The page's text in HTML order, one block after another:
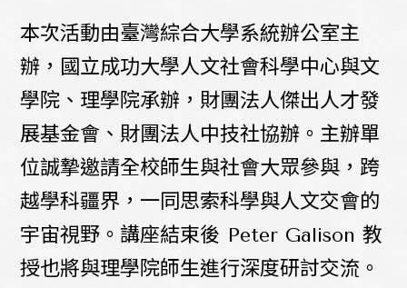
本次活動由臺灣綜合大學系統辦公室主
辦，國立成功大學人文社會科學中心與文
學院、理學院承辦，財團法人傑出人才發
展基金會、財團法人中技社協辦。主辦單
位誠摯邀請全校師生與社會大眾參與，跨
越學科疆界，一同思索科學與人文交會的
宇宙視野。講座結束後 Peter Galison 教
授也將與理學院師生進行深度研討交流。